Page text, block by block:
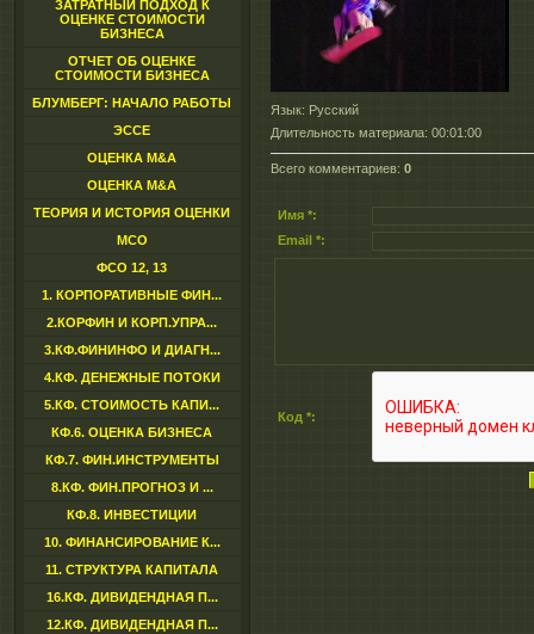
ЗАТРАТНЫЙ ПОДХОД К
ОЦЕНКЕ СТОИМОСТИ
БИЗНЕСА
ОТЧЕТ ОБ ОЦЕНКЕ
СТОИМОСТИ БИЗНЕСА
БЛУМБЕРГ: НАЧАЛО РАБОТЫ
ЭССЕ
ОЦЕНКА M&A
ОЦЕНКА M&A
ТЕОРИЯ И ИСТОРИЯ ОЦЕНКИ
МСО
ФСО 12, 13
1. КОРПОРАТИВНЫЕ ФИН...
2.КОРФИН И КОРП.УПРА...
3.КФ.ФИНИНФО И ДИАГН...
4.КФ. ДЕНЕЖНЫЕ ПОТОКИ
5.КФ. СТОИМОСТЬ КАПИ...
КФ.6. ОЦЕНКА БИЗНЕСА
КФ.7. ФИН.ИНСТРУМЕНТЫ
8.КФ. ФИН.ПРОГНОЗ И ...
КФ.8. ИНВЕСТИЦИИ
10. ФИНАНСИРОВАНИЕ К...
11. СТРУКТУРА КАПИТАЛА
16.КФ. ДИВИДЕНДНАЯ П...
12.КФ. ДИВИДЕНДНАЯ П...
Язык: Русский
Длительность материала: 00:01:00
Всего комментариев: 0
Имя *:
Email *:
Код *: